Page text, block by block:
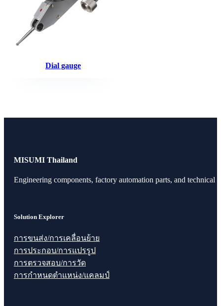
Dial gauge
MISUMI Thailand
Engineering components, factory automation parts, and technical
Solution Explorer
การขนส่ง/การเคลื่อนย้าย
การประกอบ/การแปรรูป
การตรวจสอบ/การวัด
การกำหนดตำแหน่ง/แคลมป์